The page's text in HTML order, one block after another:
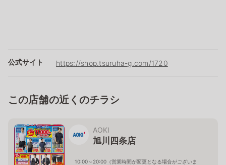
公式サイト https://shop.tsuruha-g.com/1720
この店舗の近くのチラシ
AOKI
旭川四条店
10:00～20:00（営業時間が変更となる場合がございま